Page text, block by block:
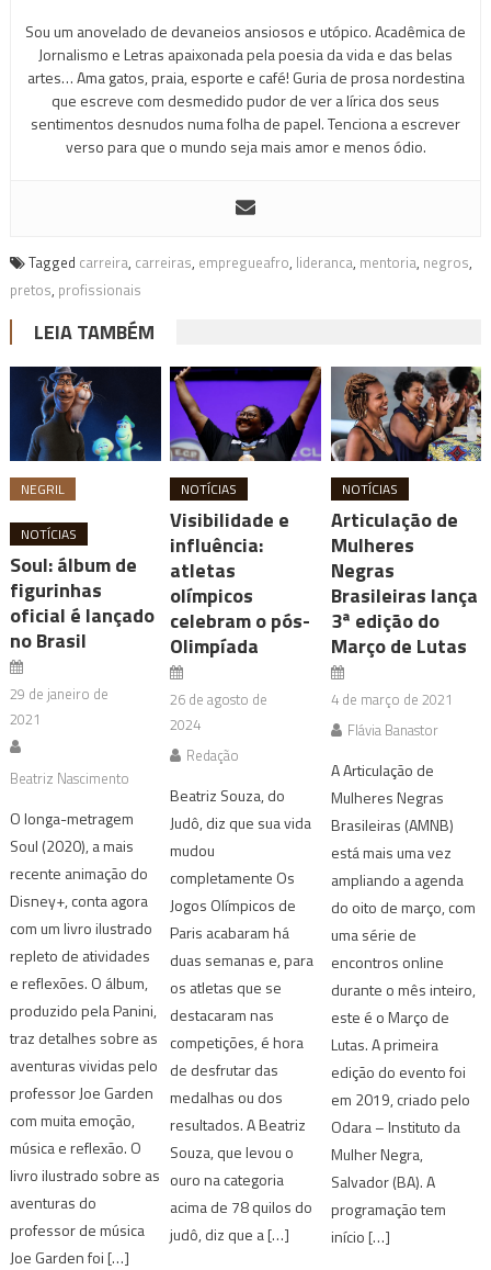
Sou um anovelado de devaneios ansiosos e utópico. Acadêmica de
Jornalismo e Letras apaixonada pela poesia da vida e das belas
artes… Ama gatos, praia, esporte e café! Guria de prosa nordestina
que escreve com desmedido pudor de ver a lírica dos seus
sentimentos desnudos numa folha de papel. Tenciona a escrever
verso para que o mundo seja mais amor e menos ódio.
Tagged carreira, carreiras, empregueafro, lideranca, mentoria, negros,
pretos, profissionais
LEIA TAMBÉM
NEGRIL
NOTÍCIAS
Soul: álbum de
figurinhas
oficial é lançado
no Brasil
29 de janeiro de
2021
Beatriz Nascimento
O longa-metragem
Soul (2020), a mais
recente animação do
Disney+, conta agora
com um livro ilustrado
repleto de atividades
e reflexões. O álbum,
produzido pela Panini,
traz detalhes sobre as
aventuras vividas pelo
professor Joe Garden
com muita emoção,
música e reflexão. O
livro ilustrado sobre as
aventuras do
professor de música
Joe Garden foi […]
NOTÍCIAS
Visibilidade e
influência:
atletas
olímpicos
celebram o pós-
Olimpíada
26 de agosto de
2024
Redação
Beatriz Souza, do
Judô, diz que sua vida
mudou
completamente Os
Jogos Olímpicos de
Paris acabaram há
duas semanas e, para
os atletas que se
destacaram nas
competições, é hora
de desfrutar das
medalhas ou dos
resultados. A Beatriz
Souza, que levou o
ouro na categoria
acima de 78 quilos do
judô, diz que a […]
NOTÍCIAS
Articulação de
Mulheres
Negras
Brasileiras lança
3ª edição do
Março de Lutas
4 de março de 2021
Flávia Banastor
A Articulação de
Mulheres Negras
Brasileiras (AMNB)
está mais uma vez
ampliando a agenda
do oito de março, com
uma série de
encontros online
durante o mês inteiro,
este é o Março de
Lutas. A primeira
edição do evento foi
em 2019, criado pelo
Odara – Instituto da
Mulher Negra,
Salvador (BA). A
programação tem
início […]